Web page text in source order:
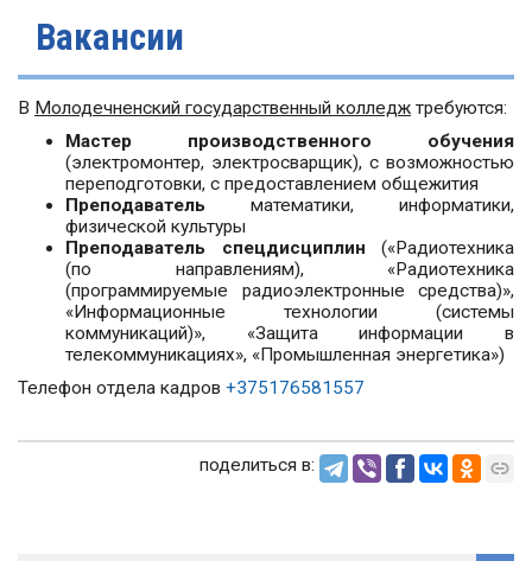
Вакансии
В Молодечненский государственный колледж требуются:
Мастер производственного обучения
(электромонтер, электросварщик), с возможностью
переподготовки, с предоставлением общежития
Преподаватель математики, информатики,
физической культуры
Преподаватель спецдисциплин («Радиотехника
(по направлениям), «Радиотехника
(программируемые радиоэлектронные средства)»,
«Информационные технологии (системы
коммуникаций)», «Защита информации в
телекоммуникациях», «Промышленная энергетика»)
Телефон отдела кадров +375176581557
поделиться в: